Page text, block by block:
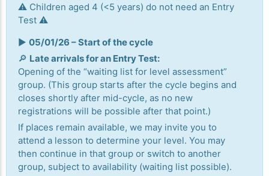
⚠️ Children aged 4 (<5 years) do not need an Entry
Test ⚠️
▶️ 05/01/26 – Start of the cycle
🔎 Late arrivals for an Entry Test:
Opening of the “waiting list for level assessment”
group. (This group starts after the cycle begins and
closes shortly after mid-cycle, as no new
registrations will be possible after that point.)
If places remain available, we may invite you to
attend a lesson to determine your level. You may
then continue in that group or switch to another
group, subject to availability (waiting list possible).